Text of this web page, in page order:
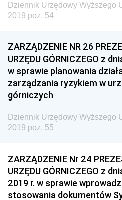
Dziennik Urzędowy
Chemicznego i Lekkiego
Gospodarki Żywnościowej
Dziennik Urzędowy Ministra
Społecznej
Dziennik Urzędowy Ministra
Dziennik Urzędowy
Dziennik Urzędowy Ministra
Dziennik Urzędowy Ministra
Żeglugi Śródlądowej
Dziennik Urzędowy Ministra
Dziennik Urzędowy Wyższego
2019 poz. 54
ZARZĄDZENIE NR 26
URZĘDU GÓRNICZEGO z
w sprawie planowania
zarządzania ryzykiem w
górniczych
Dziennik Urzędowy Wyższego
2019 poz. 55
ZARZĄDZENIE Nr 24
URZĘDU GÓRNICZEGO z
2019 r. w sprawie
stosowania dokumentów